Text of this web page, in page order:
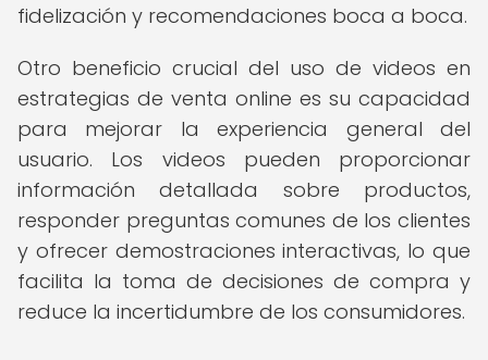
fidelización y recomendaciones boca a boca.
Otro beneficio crucial del uso de videos en
estrategias de venta online es su capacidad
para mejorar la experiencia general del
usuario. Los videos pueden proporcionar
información detallada sobre productos,
responder preguntas comunes de los clientes
y ofrecer demostraciones interactivas, lo que
facilita la toma de decisiones de compra y
reduce la incertidumbre de los consumidores.